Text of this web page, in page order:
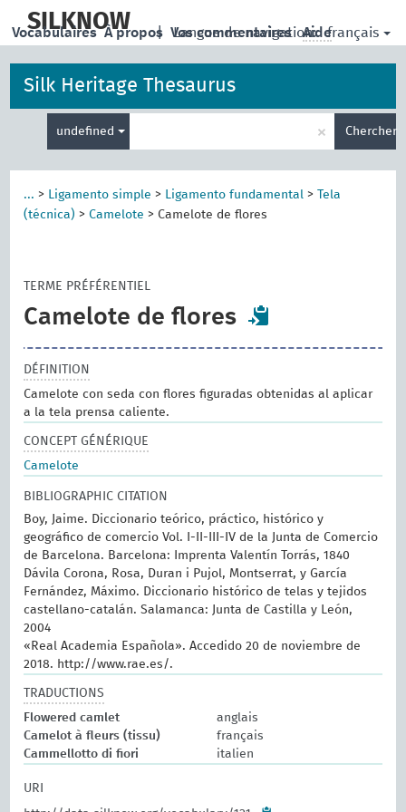
main
SILKNOW | Langue de navigation: français
Vocabulaires À propos Vos commentaires Aide
Silk Heritage Thesaurus
undefined
de
recherche
× Chercher
... > Ligamento simple > Ligamento fundamental >
Tela
(técnica) >Camelote > Camelote de flores
TERME PRÉFÉRENTIEL
Camelote de flores
DÉFINITION
Camelote con seda con flores figuradas obtenidas al aplicar
a la tela prensa caliente.
CONCEPT GÉNÉRIQUE
Camelote
BIBLIOGRAPHIC CITATION
Boy, Jaime. Diccionario teórico, práctico, histórico y
geográfico de comercio Vol. I-II-III-IV de la Junta de Comercio
de Barcelona. Barcelona: Imprenta Valentín Torrás, 1840
Dávila Corona, Rosa, Duran i Pujol, Montserrat, y García
Fernández, Máximo. Diccionario histórico de telas y tejidos
castellano-catalán. Salamanca: Junta de Castilla y León,
2004
«Real Academia Española». Accedido 20 de noviembre de
2018. http://www.rae.es/.
TRADUCTIONS
Flowered camlet
anglais
Camelot à fleurs (tissu)
français
Cammellotto di fiori
italien
URI